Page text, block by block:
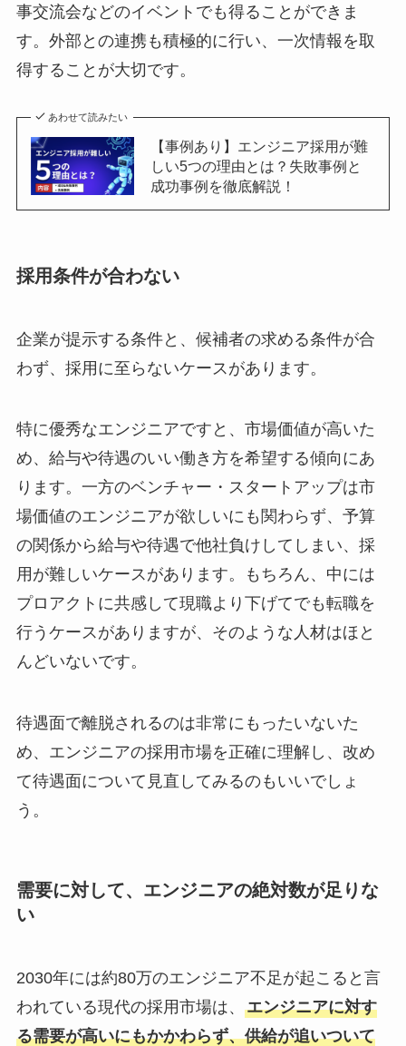
事交流会などのイベントでも得ることができま
す。外部との連携も積極的に行い、一次情報を取
得することが大切です。
あわせて読みたい
【事例あり】エンジニア採用が難
しい5つの理由とは？失敗事例と
成功事例を徹底解説！
採用条件が合わない
企業が提示する条件と、候補者の求める条件が合
わず、採用に至らないケースがあります。
特に優秀なエンジニアですと、市場価値が高いた
め、給与や待遇のいい働き方を希望する傾向にあ
ります。一方のベンチャー・スタートアップは市
場価値のエンジニアが欲しいにも関わらず、予算
の関係から給与や待遇で他社負けしてしまい、採
用が難しいケースがあります。もちろん、中には
プロアクトに共感して現職より下げてでも転職を
行うケースがありますが、そのような人材はほと
んどいないです。
待遇面で離脱されるのは非常にもったいないた
め、エンジニアの採用市場を正確に理解し、改め
て待遇面について見直してみるのもいいでしょ
う。
需要に対して、エンジニアの絶対数が足りな
い
2030年には約80万のエンジニア不足が起こると言
われている現代の採用市場は、 エンジニアに対す
る需要が高いにもかかわらず、供給が追いついて